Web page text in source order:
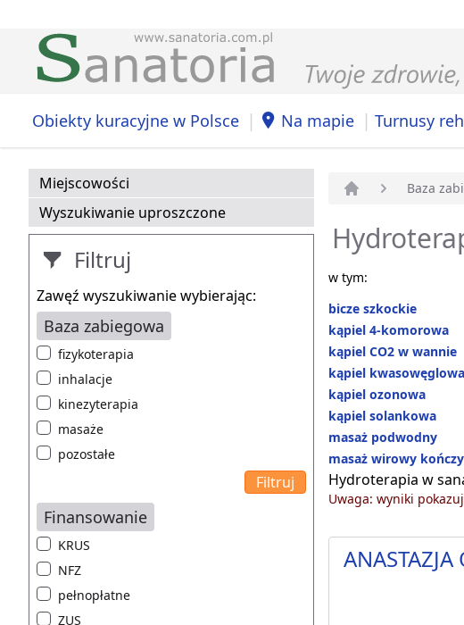
Obiekty kuracyjne w Polsce | Na mapie | Turnusy
Miejscowości
Wyszukiwanie uproszczone
Filtruj
Zawęź wyszukiwanie wybierając:
Baza zabiegowa
fizykoterapia
inhalacje
kinezyterapia
masaże
pozostałe
Finansowanie
KRUS
NFZ
pełnopłatne
ZUS
Baza
w tym:
bicze szkockie
kąpiel 4-komorowa
kąpiel CO2 w wannie
kąpiel kwasowęglowa
kąpiel ozonowa
kąpiel solankowa
masaż podwodny
masaż wirowy
Hydroterapia w
Uwaga: wyniki